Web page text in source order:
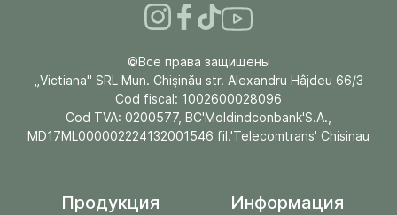
©Все права защищены
„Victiana" SRL Mun. Chişinău str. Alexandru Hâjdeu 66/3
Cod fiscal: 1002600028096
Cod TVA: 0200577, BC'Moldindconbank'S.A.,
MD17ML000002224132001546 fil.'Telecomtrans' Chisinau
Продукция Информация